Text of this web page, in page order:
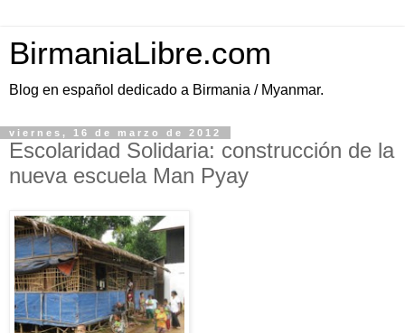
BirmaniaLibre.com
Blog en español dedicado a Birmania / Myanmar.
viernes, 16 de marzo de 2012
Escolaridad Solidaria: construcción de la
nueva escuela Man Pyay